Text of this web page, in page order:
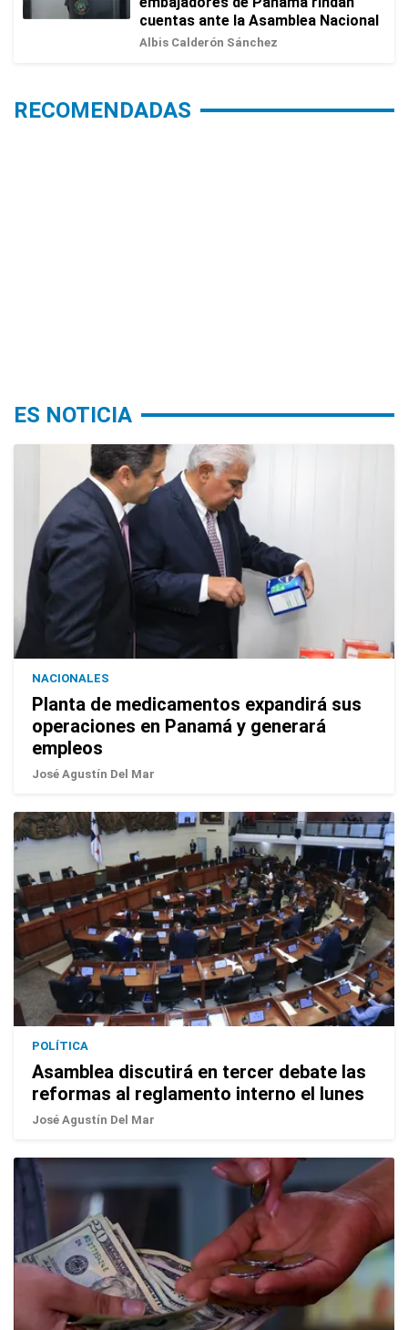
cuentas ante la Asamblea Nacional
Albis Calderón Sánchez
RECOMENDADAS
ES NOTICIA
NACIONALES
Planta de medicamentos expandirá sus
operaciones en Panamá y generará
empleos
José Agustín Del Mar
POLÍTICA
Asamblea discutirá en tercer debate las
reformas al reglamento interno el lunes
José Agustín Del Mar